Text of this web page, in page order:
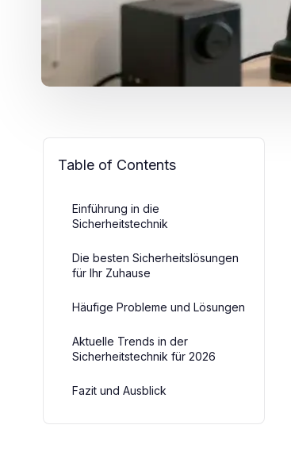
Table of Contents
Einführung in die
Sicherheitstechnik
Die besten Sicherheitslösungen
für Ihr Zuhause
Häufige Probleme und Lösungen
Aktuelle Trends in der
Sicherheitstechnik für 2026
Fazit und Ausblick